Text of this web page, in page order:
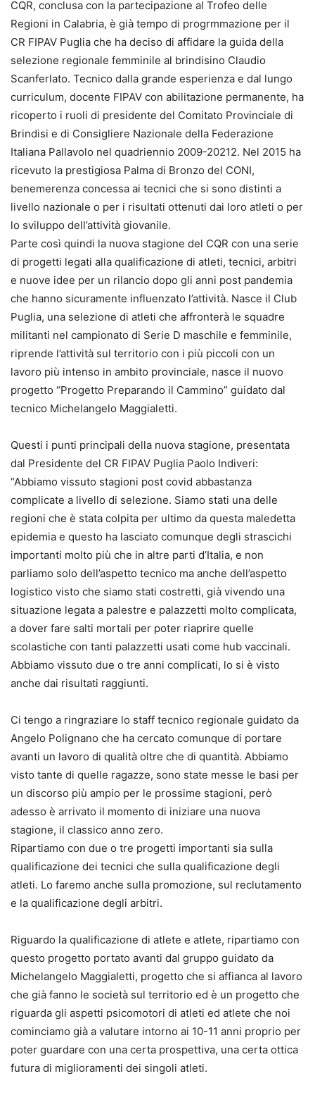
CQR, conclusa con la partecipazione al Trofeo delle
Regioni in Calabria, è già tempo di progrmmazione per il
CR FIPAV Puglia che ha deciso di affidare la guida della
selezione regionale femminile al brindisino Claudio
Scanferlato. Tecnico dalla grande esperienza e dal lungo
curriculum, docente FIPAV con abilitazione permanente, ha
ricoperto i ruoli di presidente del Comitato Provinciale di
Brindisi e di Consigliere Nazionale della Federazione
Italiana Pallavolo nel quadriennio 2009-20212. Nel 2015 ha
ricevuto la prestigiosa Palma di Bronzo del CONI,
benemerenza concessa ai tecnici che si sono distinti a
livello nazionale o per i risultati ottenuti dai loro atleti o per
lo sviluppo dell’attività giovanile.
Parte così quindi la nuova stagione del CQR con una serie
di progetti legati alla qualificazione di atleti, tecnici, arbitri
e nuove idee per un rilancio dopo gli anni post pandemia
che hanno sicuramente influenzato l’attività. Nasce il Club
Puglia, una selezione di atleti che affronterà le squadre
militanti nel campionato di Serie D maschile e femminile,
riprende l’attività sul territorio con i più piccoli con un
lavoro più intenso in ambito provinciale, nasce il nuovo
progetto “Progetto Preparando il Cammino” guidato dal
tecnico Michelangelo Maggialetti.
Questi i punti principali della nuova stagione, presentata
dal Presidente del CR FIPAV Puglia Paolo Indiveri:
“Abbiamo vissuto stagioni post covid abbastanza
complicate a livello di selezione. Siamo stati una delle
regioni che è stata colpita per ultimo da questa maledetta
epidemia e questo ha lasciato comunque degli strascichi
importanti molto più che in altre parti d’Italia, e non
parliamo solo dell’aspetto tecnico ma anche dell’aspetto
logistico visto che siamo stati costretti, già vivendo una
situazione legata a palestre e palazzetti molto complicata,
a dover fare salti mortali per poter riaprire quelle
scolastiche con tanti palazzetti usati come hub vaccinali.
Abbiamo vissuto due o tre anni complicati, lo si è visto
anche dai risultati raggiunti.
Ci tengo a ringraziare lo staff tecnico regionale guidato da
Angelo Polignano che ha cercato comunque di portare
avanti un lavoro di qualità oltre che di quantità. Abbiamo
visto tante di quelle ragazze, sono state messe le basi per
un discorso più ampio per le prossime stagioni, però
adesso è arrivato il momento di iniziare una nuova
stagione, il classico anno zero.
Ripartiamo con due o tre progetti importanti sia sulla
qualificazione dei tecnici che sulla qualificazione degli
atleti. Lo faremo anche sulla promozione, sul reclutamento
e la qualificazione degli arbitri.
Riguardo la qualificazione di atlete e atlete, ripartiamo con
questo progetto portato avanti dal gruppo guidato da
Michelangelo Maggialetti, progetto che si affianca al lavoro
che già fanno le società sul territorio ed è un progetto che
riguarda gli aspetti psicomotori di atleti ed atlete che noi
cominciamo già a valutare intorno ai 10-11 anni proprio per
poter guardare con una certa prospettiva, una certa ottica
futura di miglioramenti dei singoli atleti.